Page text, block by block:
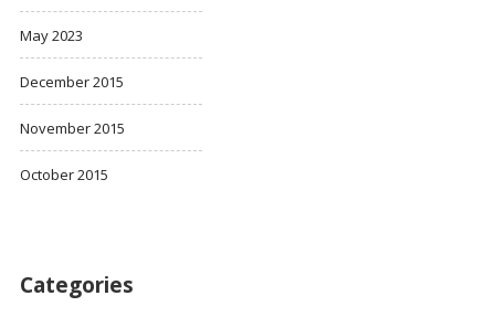
May 2023
December 2015
November 2015
October 2015
Categories